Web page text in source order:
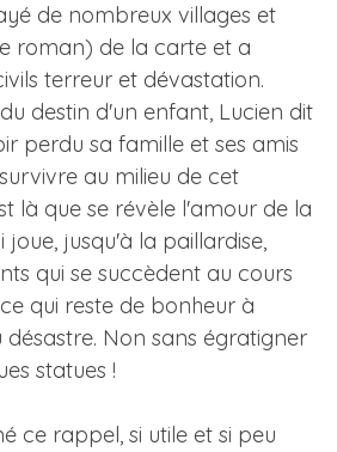
de nombreux villages et
roman) de la carte et a
terreur et dévastation.
destin d'un enfant, Lucien dit
perdu sa famille et ses amis
au milieu de cet
là que se révèle l'amour de la
joue, jusqu'à la paillardise,
qui se succèdent au cours
qui reste de bonheur à
Non sans égratigner
statues !
ce rappel, si utile et si peu